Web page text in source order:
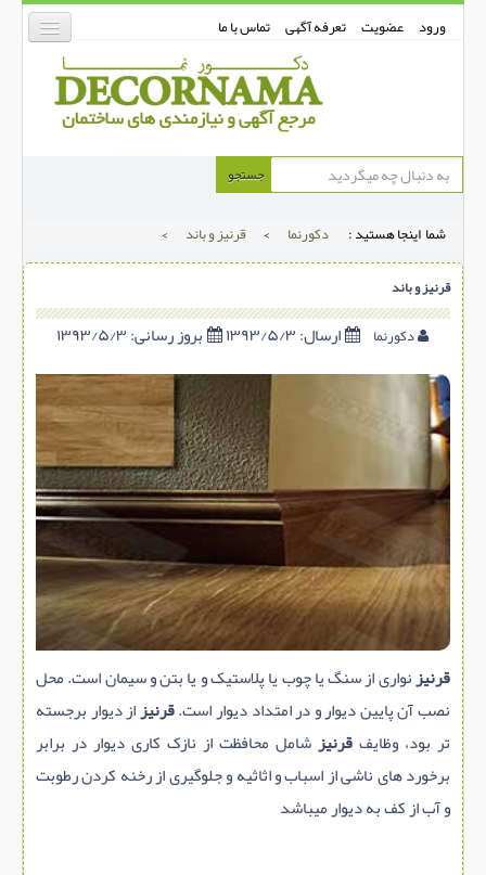
ورود عضویت تعرفه آگهی تماس با ما
دکورنما
دیوارپوش
دکوراسیون داخلی
درب و پنجره
شهری ترافیکی
ساخت و ساز
مصالح ساختمانی
سازه پیش ساخته
سنگ ساختمانی
عایق ساختمان
سرویس بهداشتی
پله,نرده,حفاظ
برقی,روشنایی,ایمنی
تاسیسات ساختمان
ابزار آلات ساختمانی
تعمیر و نگهداری ساختمان
جستجو
شما اینجا هستید : دکورنما > قرنیز و باند >
قرنیز و باند
دکورنما ارسال:۱۳۹۳/۵/۳ بروز رسانی:
قرنیزنوﺍری ﺍز سنگ یا چوب یا پلاستیک و یا بتن و سیمان است. محل
نصب آن پایین دیوﺍر و در امتداد دیوار است.قرنیزاز دیوار برجسته
تر بود، وظایف قرنیز شامل محافظت ﺍز نازک کاری دیوﺍر در برﺍبر
برخورد های ناشی ﺍز اسباب و اثاثیه و جلوگیری از رخنه کردن رطوبت
و آب از کف به دیوﺍر میباشد